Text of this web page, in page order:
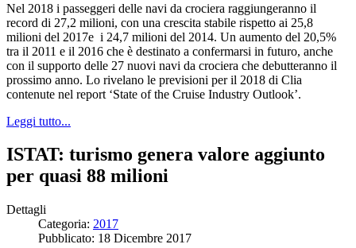
Nel 2018 i passeggeri delle navi da crociera raggiungeranno il
record di 27,2 milioni, con una crescita stabile rispetto ai 25,8
milioni del 2017e i 24,7 milioni del 2014. Un aumento del 20,5%
tra il 2011 e il 2016 che è destinato a confermarsi in futuro, anche
con il supporto delle 27 nuovi navi da crociera che debutteranno il
prossimo anno. Lo rivelano le previsioni per il 2018 di Clia
contenute nel report ‘State of the Cruise Industry Outlook’.
Leggi tutto...
ISTAT: turismo genera valore aggiunto
per quasi 88 milioni
Dettagli
Categoria: 2017
Pubblicato: 18 Dicembre 2017